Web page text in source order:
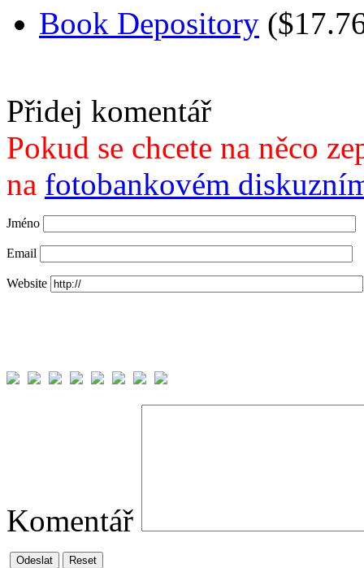
Book Depository
Přidej komentář
Pokud se chcete na něco
na fotobankovém
Jméno
Email
Website
Komentář
Odeslat Reset